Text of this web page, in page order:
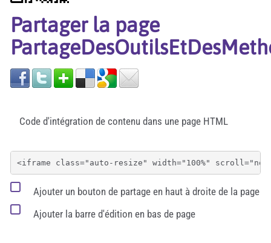
Partager la page
Code d'intégration de contenu dans une page HTML
Ajouter un bouton de partage en haut à droite de la page
Ajouter la barre d'édition en bas de page